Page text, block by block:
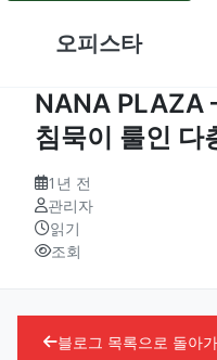
오피스타
NANA PLAZA
침묵이 룰인 다
1년 전
관리자
읽기
조회
블로그 목록으로 돌아